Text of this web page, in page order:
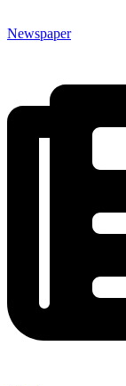
Newspaper